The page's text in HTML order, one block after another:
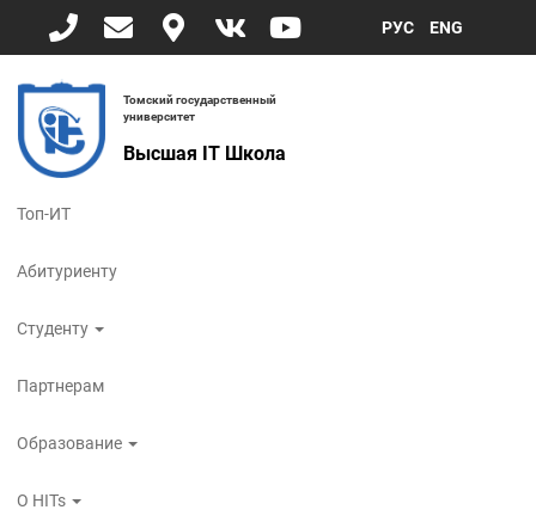
Перейти к основному содержанию
РУС
ENG
Томский государственный
университет
Высшая IT Школа
Топ-ИТ
Абитуриенту
Студенту
Партнерам
Образование
О HITs